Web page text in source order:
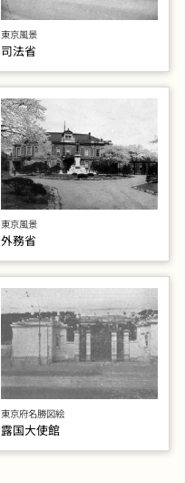
東京風景
司法省
東京風景
外務省
東京府名勝図絵
露国大使館